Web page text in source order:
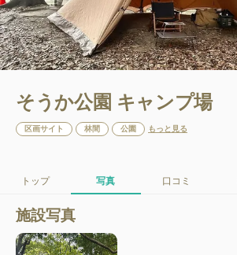
そうか公園 キャンプ場
区画サイト 林間 公園 もっと見る
トップ 写真 口コミ
施設写真